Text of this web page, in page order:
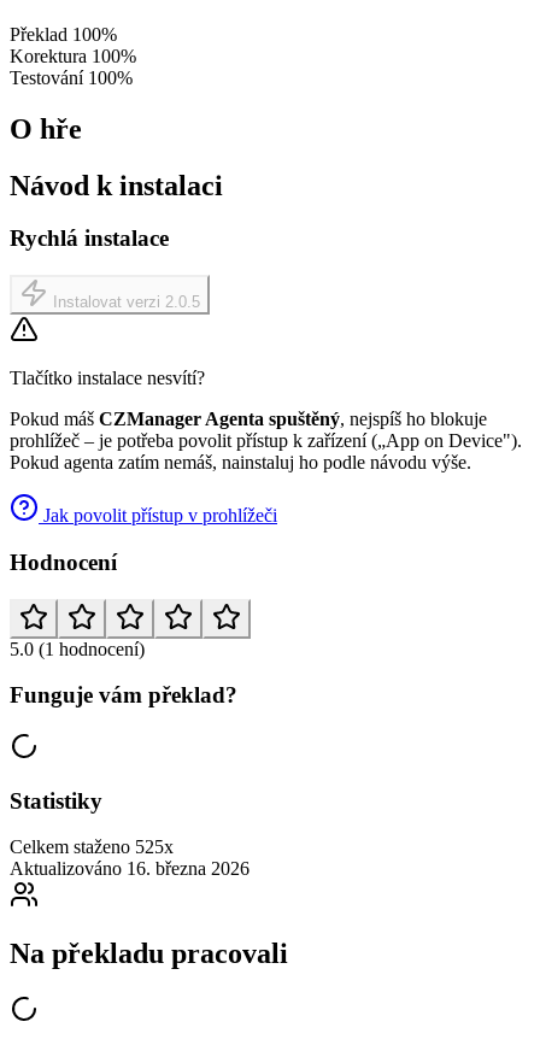
Překlad 100%
Korektura 100%
Testování 100%
O hře
Návod k instalaci
Rychlá instalace
Instalovat verzi 2.0.5
Tlačítko instalace nesvítí?
Pokud máš CZManager Agenta spuštěný, nejspíš ho blokuje
prohlížeč – je potřeba povolit přístup k zařízení („App on Device").
Pokud agenta zatím nemáš, nainstaluj ho podle návodu výše.
Jak povolit přístup v prohlížeči
Hodnocení
5.0 (1 hodnocení)
Funguje vám překlad?
Statistiky
Celkem staženo 525x
Aktualizováno 16. března 2026
Na překladu pracovali